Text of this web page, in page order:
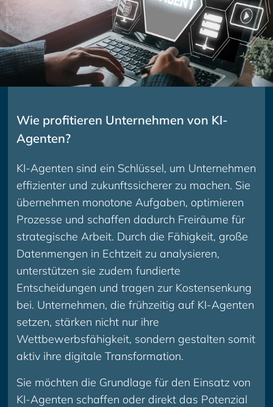
Wie profitieren Unternehmen von KI-
Agenten?
KI-Agenten sind ein Schlüssel, um Unternehmen
effizienter und zukunftssicherer zu machen. Sie
übernehmen monotone Aufgaben, optimieren
Prozesse und schaffen dadurch Freiräume für
strategische Arbeit. Durch die Fähigkeit, große
Datenmengen in Echtzeit zu analysieren,
unterstützen sie zudem fundierte
Entscheidungen und tragen zur Kostensenkung
bei. Unternehmen, die frühzeitig auf KI-Agenten
setzen, stärken nicht nur ihre
Wettbewerbsfähigkeit, sondern gestalten somit
aktiv ihre digitale Transformation.
Sie möchten die Grundlage für den Einsatz von
KI-Agenten schaffen oder direkt das Potenzial